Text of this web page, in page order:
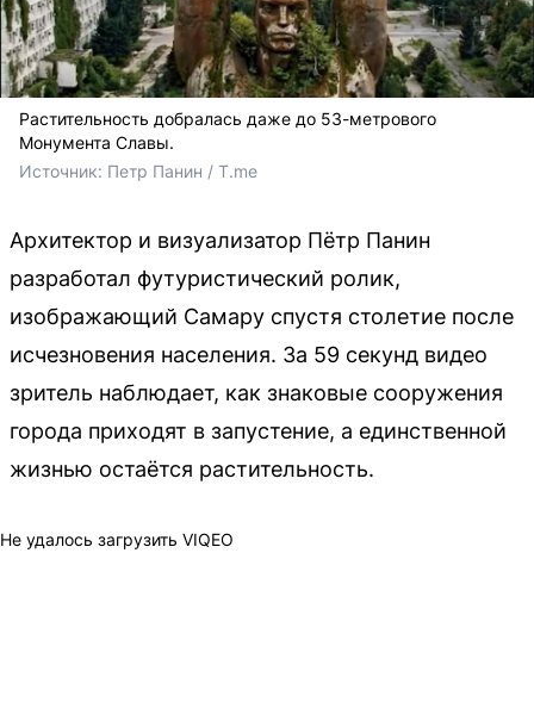
Растительность добралась даже до 53-метрового
Монумента Славы.
Источник: Петр Панин / T.me
Архитектор и визуализатор Пётр Панин
разработал футуристический ролик,
изображающий Самару спустя столетие после
исчезновения населения. За 59 секунд видео
зритель наблюдает, как знаковые сооружения
города приходят в запустение, а единственной
жизнью остаётся растительность.
Не удалось загрузить VIQEO